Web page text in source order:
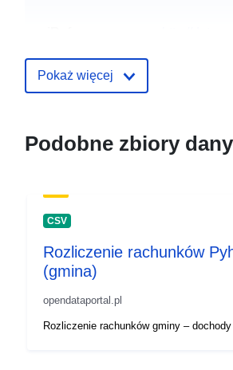
Pokaż więcej
Podobne zbiory
CSV
Rozliczenie rachunków
(gmina)
opendataportal.pl
Rozliczenie rachunków gminy –